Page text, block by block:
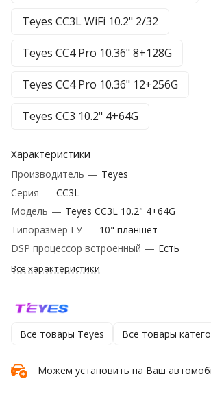
Teyes CC3L WiFi 10.2" 2/32
Teyes CC4 Pro 10.36" 8+128G
Teyes CC4 Pro 10.36" 12+256G
Teyes CC3 10.2" 4+64G
Характеристики
Производитель — Teyes
Серия — CC3L
Модель — Teyes CC3L 10.2" 4+64G
Типоразмер ГУ — 10" планшет
DSP процессор встроенный — Есть
Все характеристики
Все товары Teyes Все товары
Можем установить на Ваш